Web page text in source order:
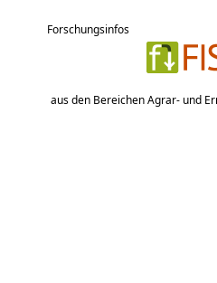
Forschungsinfos
aus den Bereichen Agrar- und